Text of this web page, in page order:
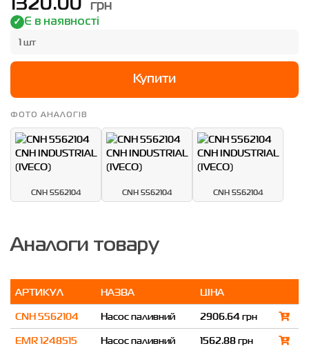
1320.00 грн
Є в наявності
1 шт
Купити
ФОТО АНАЛОГІВ
CNH 5562104 CNH 5562104 CNH 5562104
Аналоги товару
АРТИКУЛ НАЗВА
ЦІНА
CNH 5562104
Насос паливний
2906.64 грн
EMR 1248515
Насос паливний
1562.88 грн